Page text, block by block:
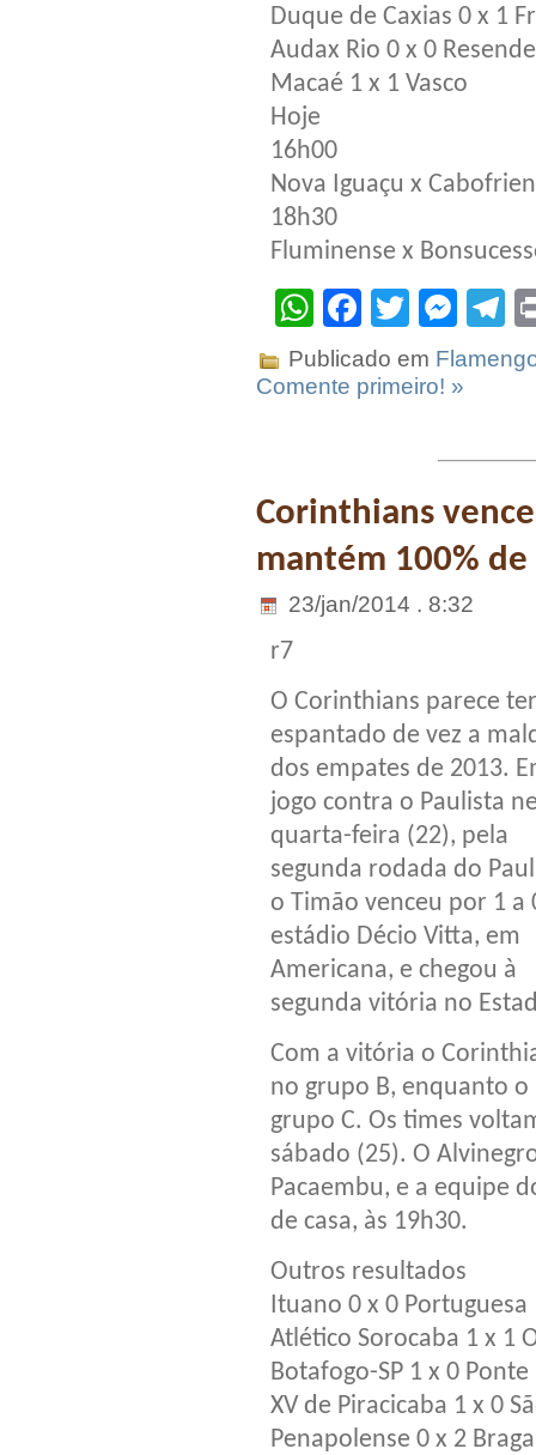
Duque de Caxias 0 x 1
Audax Rio 0 x 0 Resende
Macaé 1 x 1 Vasco
Hoje
16h00
Nova Iguaçu x
18h30
Fluminense x
WhatsApp
Facebook
Twitter
Publicado em
Comente primeiro! »
Corinthians
mantém 100%
23/jan/2014 . 8:32
r7
O Corinthians parece ter
espantado de vez a
dos empates de 2013.
jogo contra o Paulista
quarta-feira (22), pela
segunda rodada do
o Timão venceu por 1 a
estádio Décio Vitta, em
Americana, e chegou à
segunda vitória no
Com a vitória o
no grupo B, enquanto
grupo C. Os times
sábado (25). O
Pacaembu, e a equipe
de casa, às 19h30.
Outros resultados
Ituano 0 x 0 Portuguesa
Atlético Sorocaba 1 x 1
Botafogo-SP 1 x 0 Ponte
XV de Piracicaba 1 x 0
Penapolense 0 x 2